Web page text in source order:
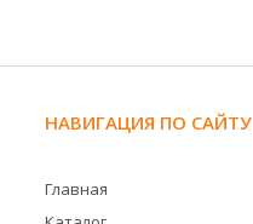
НАВИГАЦИЯ ПО САЙТУ
Главная